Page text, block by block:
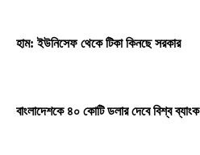
হাম: ইউনিসেফ থেকে টিকা কিনছে সরকার
বাংলাদেশকে ৪০ কোটি ডলার দেবে বিশ্ব ব্যাংক